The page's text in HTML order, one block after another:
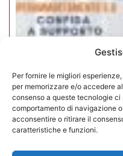
Per fornire le migliori
per memorizzare e/o accedere
consenso a queste tecnologie
comportamento di navigazione
acconsentire o ritirare il
caratteristiche e funzioni.
apre uno